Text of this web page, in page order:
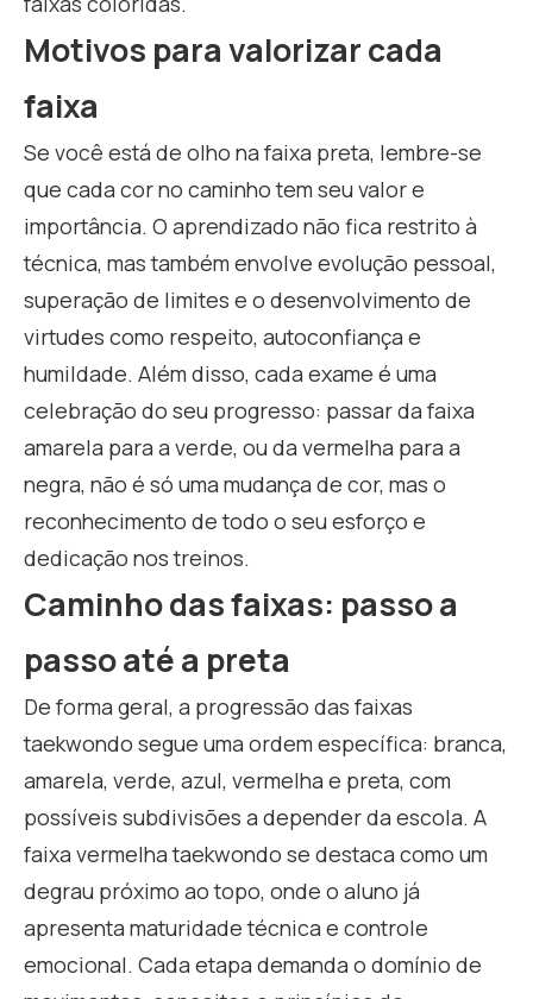
Motivos para valorizar cada
faixa
Se você está de olho na faixa preta, lembre-se
que cada cor no caminho tem seu valor e
importância. O aprendizado não fica restrito à
técnica, mas também envolve evolução pessoal,
superação de limites e o desenvolvimento de
virtudes como respeito, autoconfiança e
humildade. Além disso, cada exame é uma
celebração do seu progresso: passar da faixa
amarela para a verde, ou da vermelha para a
negra, não é só uma mudança de cor, mas o
reconhecimento de todo o seu esforço e
dedicação nos treinos.
Caminho das faixas: passo a
passo até a preta
De forma geral, a progressão das faixas
taekwondo segue uma ordem específica: branca,
amarela, verde, azul, vermelha e preta, com
possíveis subdivisões a depender da escola. A
faixa vermelha taekwondo se destaca como um
degrau próximo ao topo, onde o aluno já
apresenta maturidade técnica e controle
emocional. Cada etapa demanda o domínio de